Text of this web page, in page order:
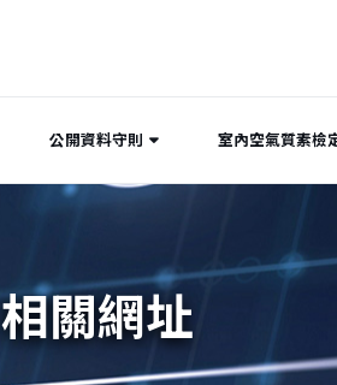
公開資料守則 室內空氣質素檢
相關網址